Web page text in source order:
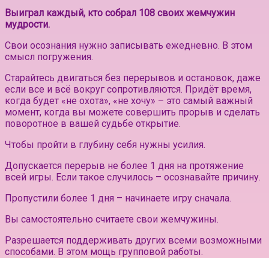
Выиграл каждый, кто собрал 108 своих жемчужин
мудрости.
Свои осознания нужно записывать ежедневно. В этом
смысл погружения.
Старайтесь двигаться без перерывов и остановок, даже
если все и всё вокруг сопротивляются. Придёт время,
когда будет «не охота», «не хочу» – это самый важный
момент, когда вы можете совершить прорыв и сделать
поворотное в вашей судьбе открытие.
Чтобы пройти в глубину себя нужны усилия.
Допускается перерыв не более 1 дня на протяжение
всей игры. Если такое случилось – осознавайте причину.
Пропустили более 1 дня – начинаете игру сначала.
Вы самостоятельно считаете свои жемчужины.
Разрешается поддерживать других всеми возможными
способами. В этом мощь групповой работы.